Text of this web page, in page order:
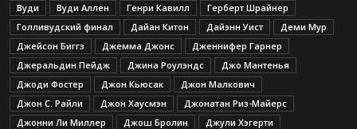
Вуди
Вуди Аллен Генри Кавилл
Герберт Шрайнер
Голливудский финал
Дайан Китон Дайэнн Уист
Деми Мур
Джейсон Биггз
Джемма Джонс
Дженнифер Гарнер
Джеральдин Пейдж
Джина Роулэндс
Джо Мантенья
Джоди Фостер
Джон Кьюсак
Джон Малкович
Джон С. Райли
Джон Хаусмэн
Джонатан Риз-Майерс
Джонни Ли Миллер
Джош Бролин
Джули Хэгерти